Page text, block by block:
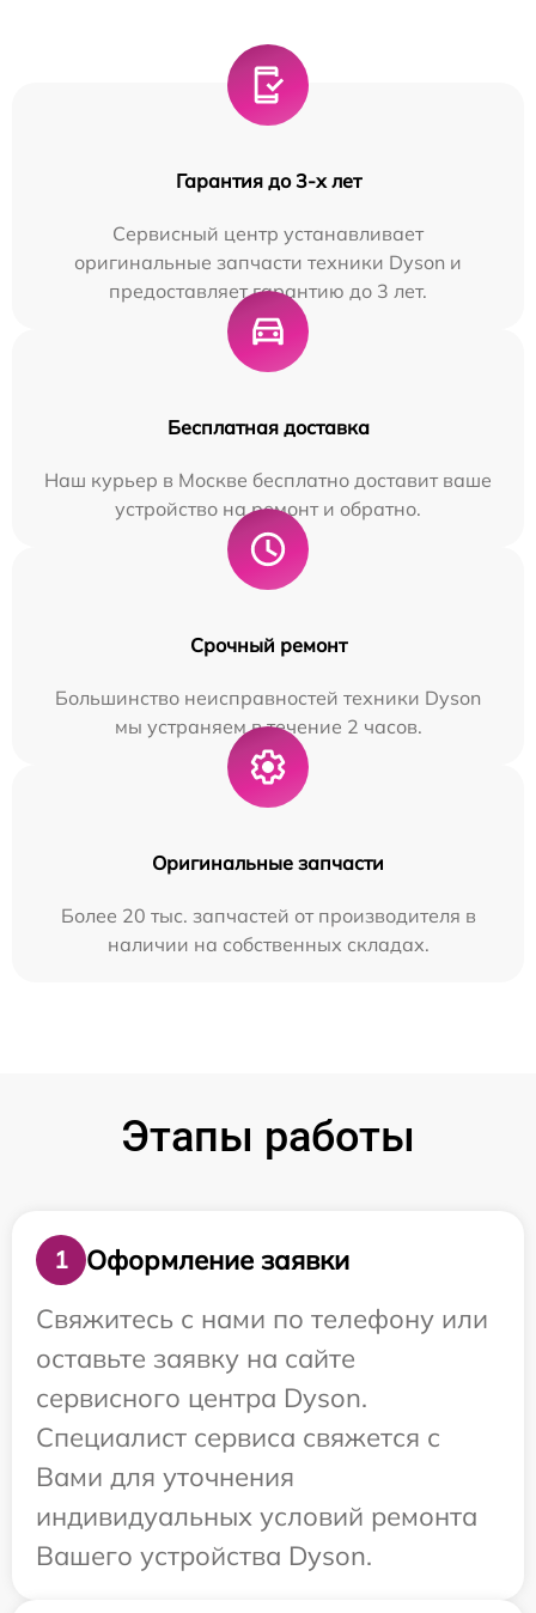
Гарантия до 3-х лет
Сервисный центр устанавливает
оригинальные запчасти техники Dyson и
предоставляет гарантию до 3 лет.
Бесплатная доставка
Наш курьер в Москве бесплатно доставит ваше
устройство на ремонт и обратно.
Срочный ремонт
Большинство неисправностей техники Dyson
мы устраняем в течение 2 часов.
Оригинальные запчасти
Более 20 тыс. запчастей от производителя в
наличии на собственных складах.
Этапы работы
1
Оформление заявки
Свяжитесь с нами по телефону или
оставьте заявку на сайте
сервисного центра Dyson.
Специалист сервиса свяжется с
Вами для уточнения
индивидуальных условий ремонта
Вашего устройства Dyson.